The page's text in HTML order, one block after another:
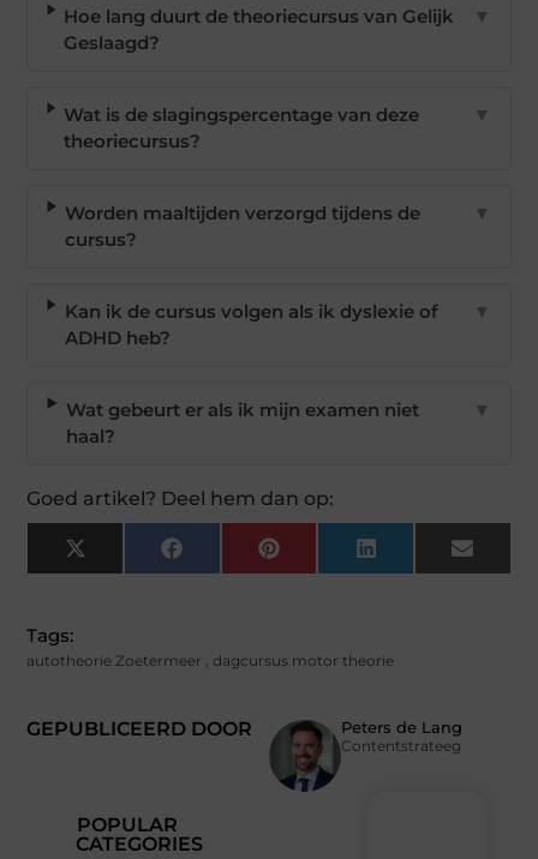
Hoe lang duurt de theoriecursus van Gelijk
Geslaagd?
▼
Wat is de slagingspercentage van deze
theoriecursus?
▼
Worden maaltijden verzorgd tijdens de
cursus?
▼
Kan ik de cursus volgen als ik dyslexie of
ADHD heb?
▼
Wat gebeurt er als ik mijn examen niet
haal?
▼
Goed artikel? Deel hem dan op:
X
(Twitter)
FacebookPinterest LinkedIn Email
GEPUBLICEERD DOOR Peters de Lang
Contentstrateeg
Tags:
autotheorie Zoetermeer , dagcursus motor theorie
POPULAR
CATEGORIES